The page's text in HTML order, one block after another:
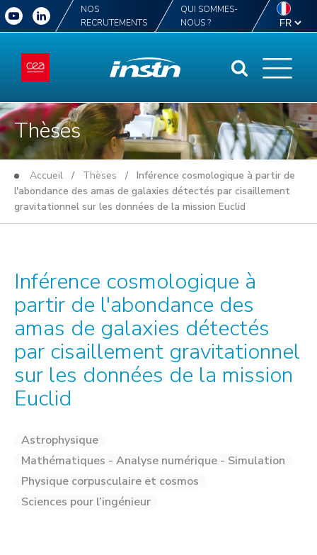
NOS
RECRUTEMENTS
QUI SOMMES-
NOUS ?
Thèses
Accueil / Thèses / Inférence cosmologique à partir de
l'abondance des amas de galaxies détectés par cisaillement
gravitationnel sur les données de la mission Euclid
Inférence cosmologique à
partir de l'abondance des
amas de galaxies détectés
par cisaillement gravitationnel
sur les données de la mission
Euclid
Astrophysique
Mathématiques - Analyse numérique - Simulation
Physique corpusculaire et cosmos
Sciences pour l’ingénieur